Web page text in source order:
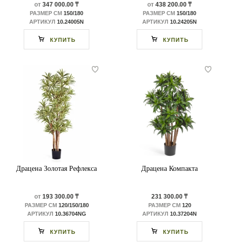
от 347 000.00 ₸
РАЗМЕР СМ 150/180
АРТИКУЛ 10.24005N
КУПИТЬ
от 438 200.00 ₸
РАЗМЕР СМ 150/180
АРТИКУЛ 10.24205N
КУПИТЬ
Драцена Золотая Рефлекса
от 193 300.00 ₸
РАЗМЕР СМ 120/150/180
АРТИКУЛ 10.36704NG
КУПИТЬ
Драцена Компакта
231 300.00 ₸
РАЗМЕР СМ 120
АРТИКУЛ 10.37204N
КУПИТЬ